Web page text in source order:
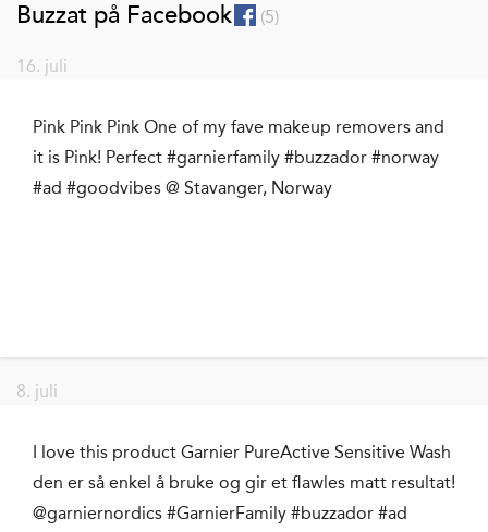
Buzzat på Facebook (5)
16. juli
Pink Pink Pink One of my fave makeup removers and
it is Pink! Perfect #garnierfamily #buzzador #norway
#ad #goodvibes @ Stavanger, Norway
8. juli
I love this product Garnier PureActive Sensitive Wash
den er så enkel å bruke og gir et flawles matt resultat!
@garniernordics #GarnierFamily #buzzador #ad